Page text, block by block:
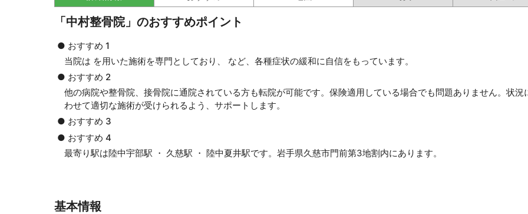
「中村整骨院」のおすすめポイント
● おすすめ 1
当院は を用いた施術を専門としており、 など、各種症状の緩和に自信をもっています。
● おすすめ 2
他の病院や整骨院、接骨院に通院されている方も転院が可能です。保険適用している場合でも問題ありません。状況
わせて適切な施術が受けられるよう、サポートします。
● おすすめ 3
● おすすめ 4
最寄り駅は陸中宇部駅 ・ 久慈駅 ・ 陸中夏井駅です。岩手県久慈市門前第3地割内にあります。
基本情報